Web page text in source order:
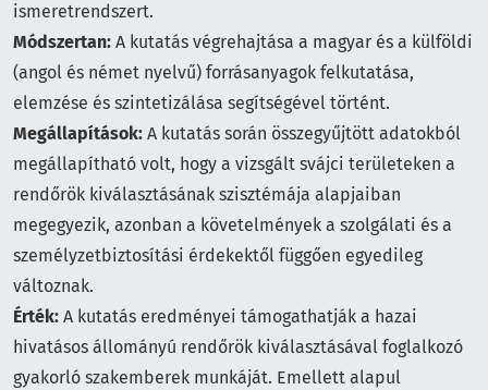
ismeretrendszert.
Módszertan: A kutatás végrehajtása a magyar és a külföldi
(angol és német nyelvű) forrásanyagok felkutatása,
elemzése és szintetizálása segítségével történt.
Megállapítások: A kutatás során összegyűjtött adatokból
megállapítható volt, hogy a vizsgált svájci területeken a
rendőrök kiválasztásának szisztémája alapjaiban
megegyezik, azonban a követelmények a szolgálati és a
személyzetbiztosítási érdekektől függően egyedileg
változnak.
Érték: A kutatás eredményei támogathatják a hazai
hivatásos állományú rendőrök kiválasztásával foglalkozó
gyakorló szakemberek munkáját. Emellett alapul